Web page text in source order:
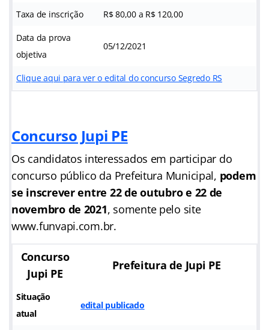
Taxa de inscrição R$ 80,00 a R$ 120,00
Data da prova
objetiva
05/12/2021
Clique aqui para ver o edital do concurso Segredo RS
Concurso Jupi PE
Os candidatos interessados em participar do
concurso público da Prefeitura Municipal, podem
se inscrever entre 22 de outubro e 22 de
novembro de 2021, somente pelo site
www.funvapi.com.br.
Concurso
Jupi PE
Prefeitura de Jupi PE
Situação
atual
edital publicado